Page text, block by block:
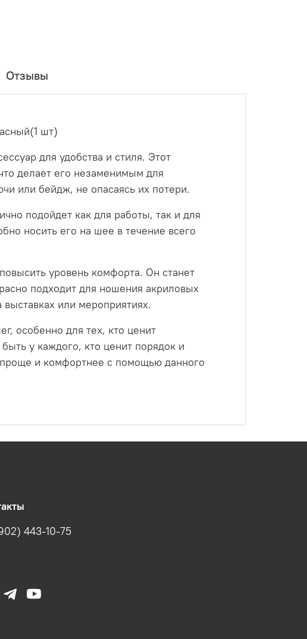
Отзывы
шт)
для удобства и стиля. Этот
делает его незаменимым для
или бейдж, не опасаясь их потери.
подойдет как для работы, так и для
носить его на шее в течение всего
уровень комфорта. Он станет
подходит для ношения акриловых
или мероприятиях.
особенно для тех, кто ценит
у каждого, кто ценит порядок и
и комфортнее с помощью данного
443-10-75